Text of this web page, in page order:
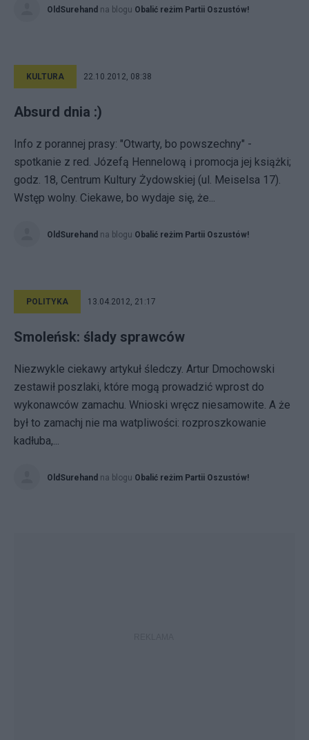
OldSurehand na blogu Obalić reżim Partii Oszustów!
KULTURA 22.10.2012, 08:38
Absurd dnia :)
Info z porannej prasy: "Otwarty, bo powszechny" -
spotkanie z red. Józefą Hennelową i promocja jej książki;
godz. 18, Centrum Kultury Żydowskiej (ul. Meiselsa 17).
Wstęp wolny. Ciekawe, bo wydaje się, że...
OldSurehand na blogu Obalić reżim Partii Oszustów!
POLITYKA 13.04.2012, 21:17
Smoleńsk: ślady sprawców
Niezwykle ciekawy artykuł śledczy. Artur Dmochowski
zestawił poszlaki, które mogą prowadzić wprost do
wykonawców zamachu. Wnioski wręcz niesamowite. A że
był to zamachj nie ma watpliwości: rozproszkowanie
kadłuba,...
OldSurehand na blogu Obalić reżim Partii Oszustów!